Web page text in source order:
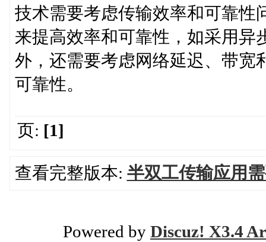
技术需要考虑传输效率和可靠性
来提高效率和可靠性，如采用异
外，还需要考虑网络延迟、带宽
可靠性。
页: [1]
查看完整版本: 半双工传输应用
Powered by Discuz! X3.4